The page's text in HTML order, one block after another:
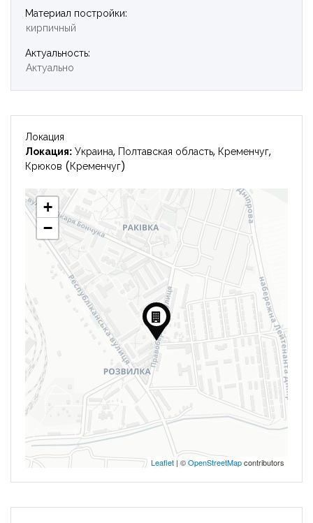
Материал постройки:
кирпичный
Актуальность:
Актуально
Локация
Локация: Украина, Полтавская область, Кременчуг,
Крюков (Кременчуг)
+
−
Leaflet | ©OpenStreetMapcontributors